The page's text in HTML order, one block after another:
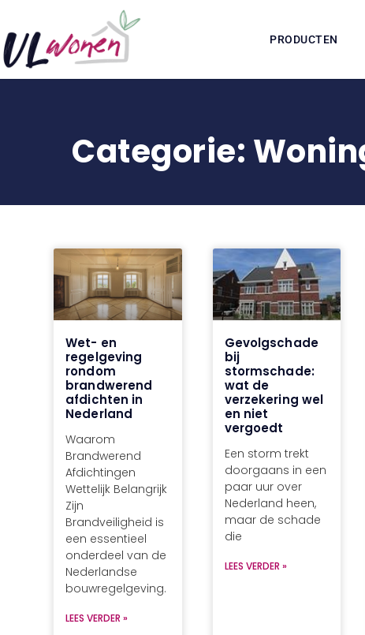
PRODUCTEN
Categorie:
Wet- en
regelgeving
rondom
brandwerend
afdichten in
Nederland
Waarom
Brandwerend
Afdichtingen
Wettelijk Belangrijk
Zijn
Brandveiligheid is
een essentieel
onderdeel van de
Nederlandse
bouwregelgeving.
LEES VERDER »
Gevolgschade
bij
stormschade:
wat de
verzekering wel
en niet
vergoedt
Een storm trekt
doorgaans in een
paar uur over
Nederland heen,
maar de schade
die
LEES VERDER »